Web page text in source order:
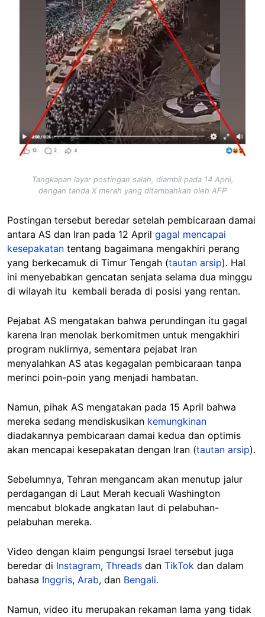
Tangkapan layar postingan salah, diambil pada 14 April,
dengan tanda X merah yang ditambahkan oleh AFP
Postingan tersebut beredar setelah pembicaraan damai
antara AS dan Iran pada 12 April gagal mencapai
kesepakatan tentang bagaimana mengakhiri perang
yang berkecamuk di Timur Tengah (tautan arsip). Hal
ini menyebabkan gencatan senjata selama dua minggu
di wilayah itu kembali berada di posisi yang rentan.
Pejabat AS mengatakan bahwa perundingan itu gagal
karena Iran menolak berkomitmen untuk mengakhiri
program nuklirnya, sementara pejabat Iran
menyalahkan AS atas kegagalan pembicaraan tanpa
merinci poin-poin yang menjadi hambatan.
Namun, pihak AS mengatakan pada 15 April bahwa
mereka sedang mendiskusikan kemungkinan
diadakannya pembicaraan damai kedua dan optimis
akan mencapai kesepakatan dengan Iran (tautan arsip).
Sebelumnya, Tehran mengancam akan menutup jalur
perdagangan di Laut Merah kecuali Washington
mencabut blokade angkatan laut di pelabuhan-
pelabuhan mereka.
Video dengan klaim pengungsi Israel tersebut juga
beredar di Instagram, Threads dan TikTok dan dalam
bahasa Inggris, Arab, dan Bengali.
Namun, video itu merupakan rekaman lama yang tidak